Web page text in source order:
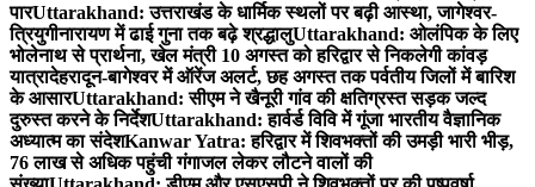
पारUttarakhand: उत्तराखंड के धार्मिक स्थलों पर बढ़ी आस्था, जागेश्वर-
त्रियुगीनारायण में ढाई गुना तक बढ़े श्रद्धालुUttarakhand: ओलंपिक के लिए
भोलेनाथ से प्रार्थना, खेल मंत्री 10 अगस्त को हरिद्वार से निकलेगी कांवड़
यात्रादेहरादून-बागेश्वर में ऑरेंज अलर्ट, छह अगस्त तक पर्वतीय जिलों में बारिश
के आसारUttarakhand: सीएम ने खैनूरी गांव की क्षतिग्रस्त सड़क जल्द
दुरुस्त करने के निर्देशUttarakhand: हार्वर्ड विवि में गूंजा भारतीय वैज्ञानिक
अध्यात्म का संदेशKanwar Yatra: हरिद्वार में शिवभक्तों की उमड़ी भारी भीड़,
76 लाख से अधिक पहुंची गंगाजल लेकर लौटने वालों की